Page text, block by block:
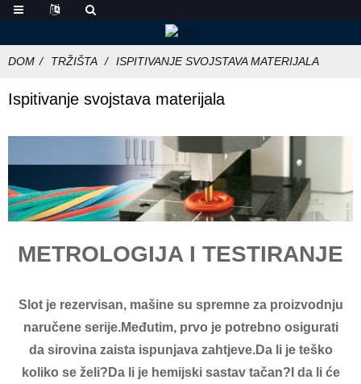
DOM TRŽIŠTA ISPITIVANJE SVOJSTAVA MATERIJALA
Ispitivanje svojstava materijala
METROLOGIJA I TESTIRANJE
Slot je rezervisan, mašine su spremne za proizvodnju
naručene serije.Međutim, prvo je potrebno osigurati
da sirovina zaista ispunjava zahtjeve.Da li je teško
koliko se želi?Da li je hemijski sastav tačan?I da li će